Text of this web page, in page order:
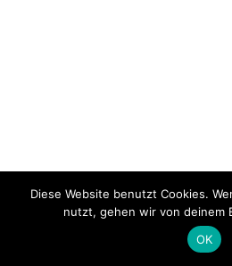
Diese Website benutzt Cookies.
nutzt, gehen wir von deinem
OK